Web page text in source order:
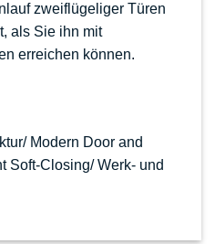
zweiflügeliger Türen
als Sie ihn mit
erreichen können.
/ Modern Door and
Soft-Closing/Werk- und